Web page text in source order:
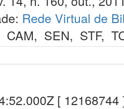
Rede Virtual de
CAM, SEN, STF,
[ 12168744